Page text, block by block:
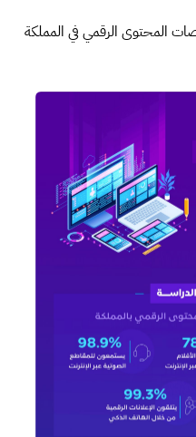
المحتوى الرقمي في المملكة